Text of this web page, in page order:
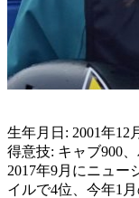
生年月日: 2001年12
得意技: キャブ900
2017年9月にニュー
イルで4位、今年1